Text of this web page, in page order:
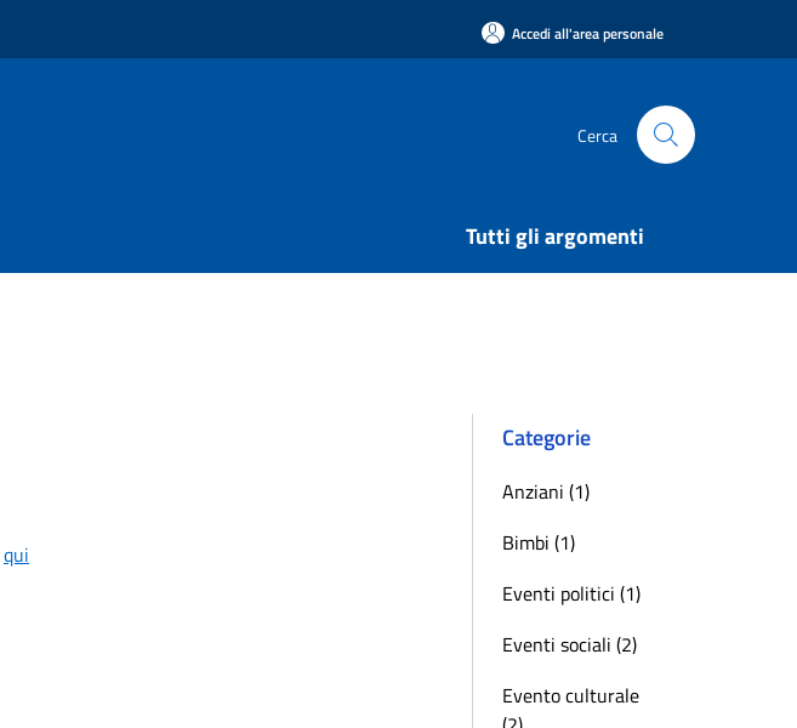
Accedi all'area personale
Cerca
Tutti gli argomenti
qui
Categorie
Anziani (1)
Bimbi (1)
Eventi politici (1)
Eventi sociali (2)
Evento culturale